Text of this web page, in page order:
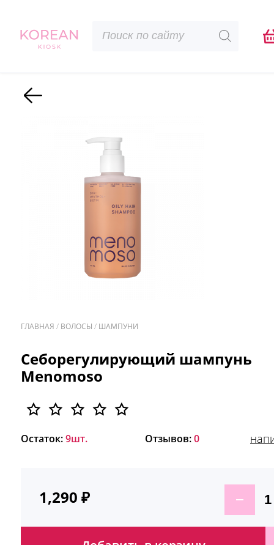
товаров
Назад
ГЛАВНАЯ / ВОЛОСЫ / ШАМПУНИ
Себорегулирующий шампунь
Menomoso
Остаток:9шт. Отзывов: 0
1,290 ₽